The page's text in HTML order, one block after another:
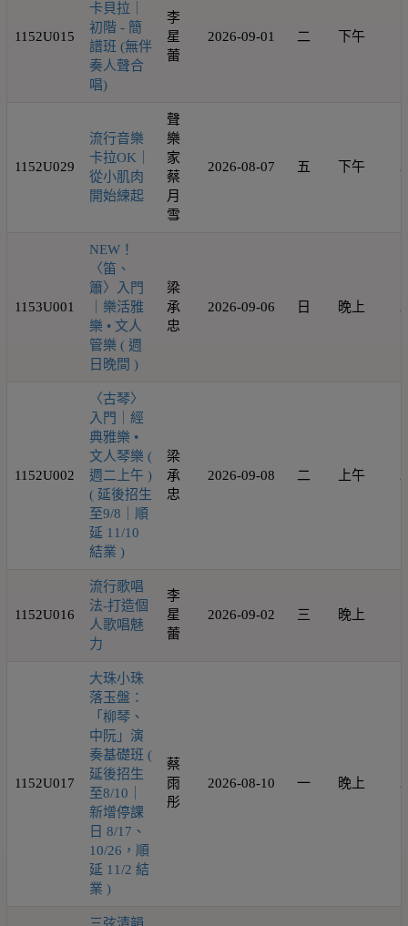
1152U015
卡貝拉｜
初階 - 簡
譜班 (無伴
奏人聲合
唱)
李
星
蕾
2026-09-01 二 下午
1152U029
流行音樂
卡拉OK｜
從小肌肉
開始練起
聲
樂
家
蔡
月
雪
2026-08-07 五 下午
1153U001
NEW！
〈笛、
簫〉入門
｜樂活雅
樂 • 文人
管樂 ( 週
日晚間 )
梁
承
忠
2026-09-06 日 晚上
1152U002
〈古琴〉
入門｜經
典雅樂 •
文人琴樂 (
週二上午 )
( 延後招生
至9/8｜順
延 11/10
結業 )
梁
承
忠
2026-09-08 二 上午
1152U016
流行歌唱
法-打造個
人歌唱魅
力
李
星
蕾
2026-09-02 三 晚上
1152U017
大珠小珠
落玉盤：
「柳琴、
中阮」演
奏基礎班 (
延後招生
至8/10｜
新增停課
日 8/17、
10/26，順
延 11/2 結
業 )
蔡
雨
彤
2026-08-10 一 晚上